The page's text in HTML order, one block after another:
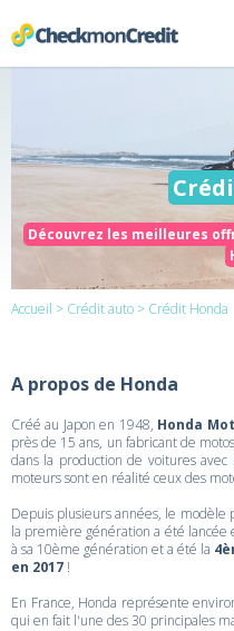
Découvrez les meilleures
Accueil > Crédit auto > Crédit Honda
A propos de Honda
Créé au Japon en 1948, Honda
près de 15 ans, un fabricant de
dans la production de voitures
moteurs sont en réalité ceux des
Depuis plusieurs années, le modèle
la première génération a été lancée
à sa 10ème génération et a été la
en 2017 !
En France, Honda représente
qui en fait l'une des 30 principales